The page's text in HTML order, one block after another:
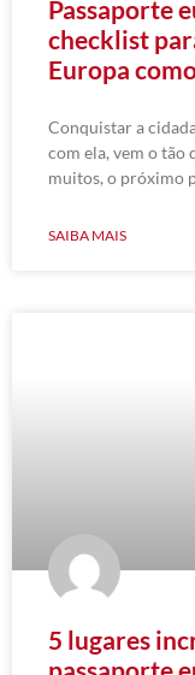
Passaporte
checklist
Europa
Conquistar a
com ela, vem o tão
muitos, o próximo
SAIBA MAIS
5 lugares